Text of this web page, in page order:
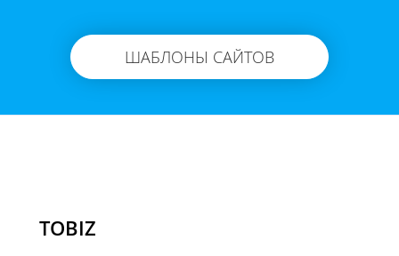
ШАБЛОНЫ САЙТОВ
TOBIZ